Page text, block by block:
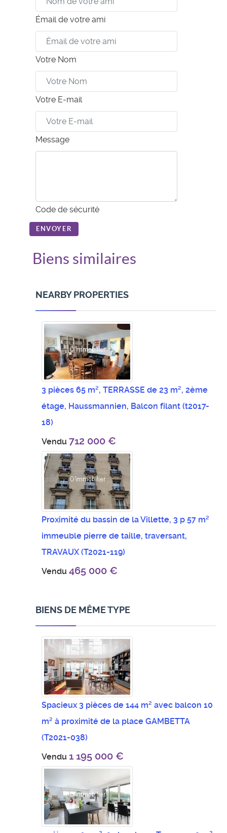
Émail de votre ami
Votre Nom
Votre E-mail
Message
Code de sécurité
ENVOYER
Biens similaires
NEARBY PROPERTIES
3 pièces 65 m², TERRASSE de 23 m², 2ème
étage, Haussmannien, Balcon filant (t2017-
18)
Vendu 712 000 €
Proximité du bassin de la Villette, 3 p 57 m²
immeuble pierre de taille, traversant,
TRAVAUX (T2021-119)
Vendu 465 000 €
BIENS DE MÊME TYPE
Spacieux 3 pièces de 144 m² avec balcon 10
m² à proximité de la place GAMBETTA
(T2021-038)
Vendu 1 195 000 €